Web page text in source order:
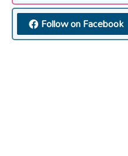
Follow on Facebook